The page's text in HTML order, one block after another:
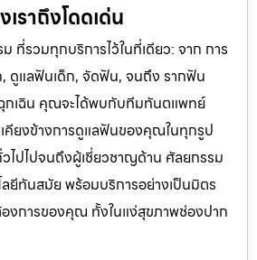
ราถึงโดดเด่น
ที่รวมทุกบริการไว้ในที่เดียว: จาก การ
ดูแลฟันเด็ก, จัดฟัน, จนถึง รากฟัน
กเฉิน คุณจะได้พบกับทีมทันตแพทย์
คียงข้างการดูแลฟันของคุณในทุกรูป
ไปไปจนถึงผู้เชี่ยวชาญด้าน ศัลยกรรม
ลยีทันสมัย พร้อมบริการอย่างเป็นมิตร
ต้องการของคุณ ทั้งในแง่สุขภาพช่องปาก